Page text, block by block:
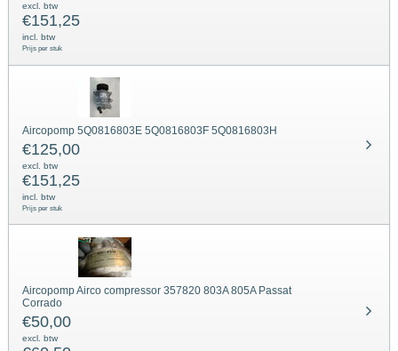
excl. btw
€151,25
incl. btw
Prijs per stuk
Aircopomp 5Q0816803E 5Q0816803F 5Q0816803H
€125,00
excl. btw
€151,25
incl. btw
Prijs per stuk
Aircopomp Airco compressor 357820 803A 805A Passat
Corrado
€50,00
excl. btw